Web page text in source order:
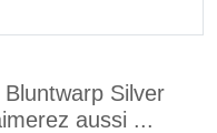
Silver
aussi ...